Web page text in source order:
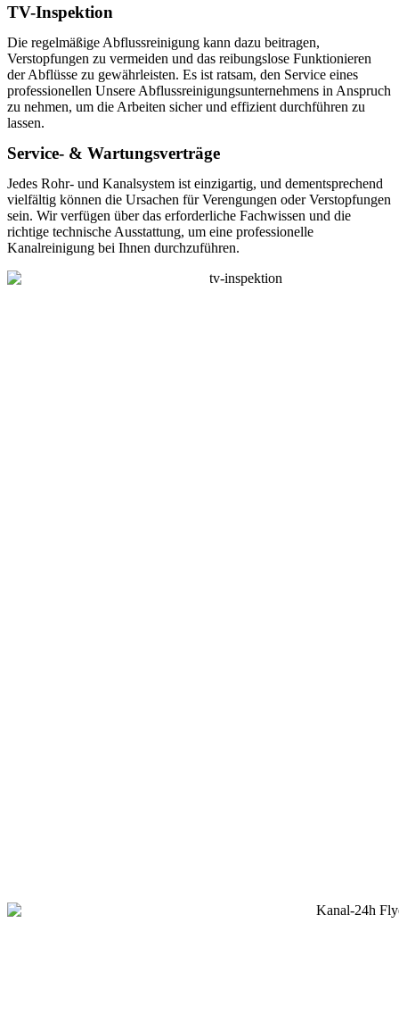
TV-Inspektion
Die regelmäßige Abflussreinigung kann dazu beitragen,
Verstopfungen zu vermeiden und das reibungslose Funktionieren
der Abflüsse zu gewährleisten. Es ist ratsam, den Service eines
professionellen Unsere Abflussreinigungsunternehmens in Anspruch
zu nehmen, um die Arbeiten sicher und effizient durchführen zu
lassen.
Service- & Wartungsverträge
Jedes Rohr- und Kanalsystem ist einzigartig, und dementsprechend
vielfältig können die Ursachen für Verengungen oder Verstopfungen
sein. Wir verfügen über das erforderliche Fachwissen und die
richtige technische Ausstattung, um eine professionelle
Kanalreinigung bei Ihnen durchzuführen.